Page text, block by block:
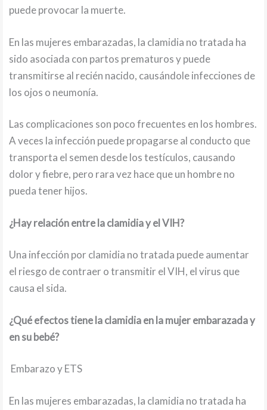
puede provocar la muerte.
En las mujeres embarazadas, la clamidia no tratada ha
sido asociada con partos prematuros y puede
transmitirse al recién nacido, causándole infecciones de
los ojos o neumonía.
Las complicaciones son poco frecuentes en los hombres.
A veces la infección puede propagarse al conducto que
transporta el semen desde los testículos, causando
dolor y fiebre, pero rara vez hace que un hombre no
pueda tener hijos.
¿Hay relación entre la clamidia y el VIH?
Una infección por clamidia no tratada puede aumentar
el riesgo de contraer o transmitir el VIH, el virus que
causa el sida.
¿Qué efectos tiene la clamidia en la mujer embarazada y
en su bebé?
Embarazo y ETS
En las mujeres embarazadas, la clamidia no tratada ha